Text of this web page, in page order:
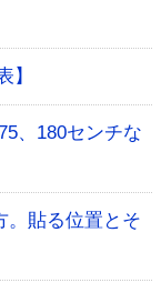
】
、180センチな
。貼る位置とそ